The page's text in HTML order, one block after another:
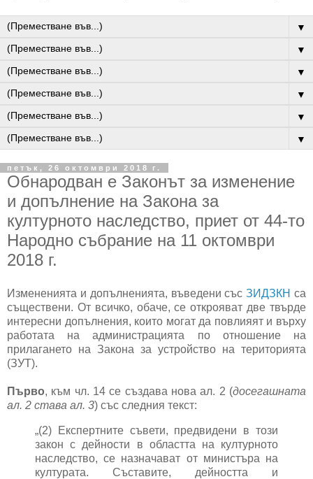
▼
▼
▼
▼
▼
▼
петък, 26 октомври 2018 г.
Обнародван е Законът за изменение
и допълнение на Закона за
културното наследство, приет от 44-то
Народно събрание на 11 октомври
2018 г.
Измененията и допълненията, въведени съсЗИДЗКНса
съществени. От всичко, обаче, се открояват две твърде
интересни допълнения, които могат да повлияят и върху
работата на администрацията по отношение на
прилагането на Закона за устройство на територията
(ЗУТ).
Първо, към чл. 14 се създава нова ал. 2 (досегашната
ал. 2 става ал. 3) със следния текст:
„(2) Експертните съвети, предвидени в този
закон с дейности в областта на културното
наследство, се назначават от министъра на
културата. Съставите, дейността и